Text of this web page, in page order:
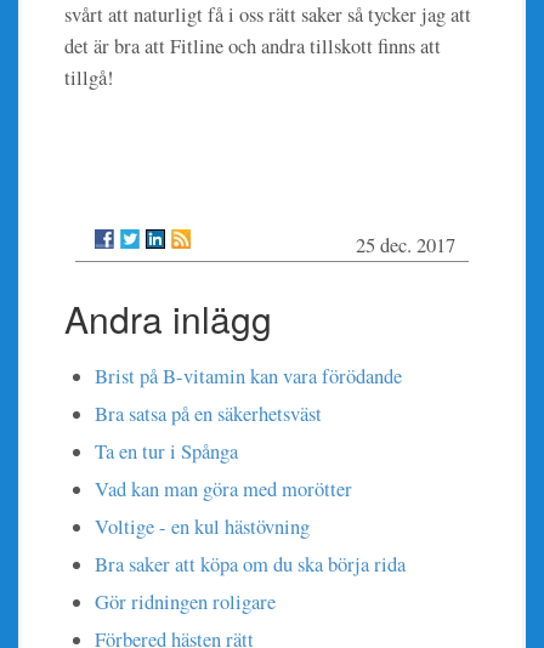
svårt att naturligt få i oss rätt saker så tycker jag att
det är bra att Fitline och andra tillskott finns att
tillgå!
25 dec. 2017
Andra inlägg
Brist på B-vitamin kan vara förödande
Bra satsa på en säkerhetsväst
Ta en tur i Spånga
Vad kan man göra med morötter
Voltige - en kul hästövning
Bra saker att köpa om du ska börja rida
Gör ridningen roligare
Förbered hästen rätt